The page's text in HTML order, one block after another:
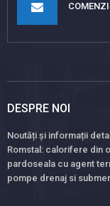
DESPRE NOI
Noutăți și informații
Romstal: calorifere din
pardoseala cu agent
pompe drenaj si